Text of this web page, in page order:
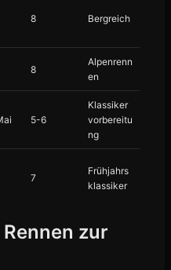
8 Bergreich
8
Alpenrenn
en
5-6
Klassiker
vorbereitu
ng
7
Frühjahrs
klassiker
zur